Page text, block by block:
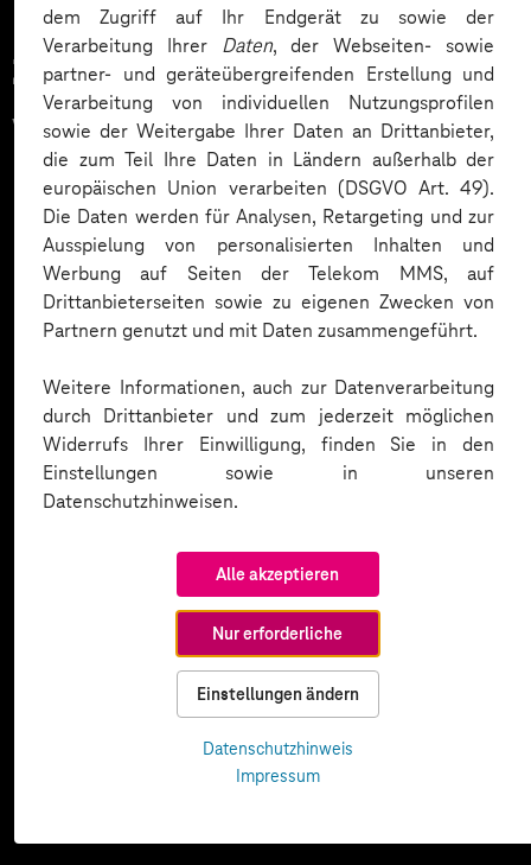
dem Zugriff auf Ihr Endgerät zu sowie der
Verarbeitung Ihrer Daten, der Webseiten- sowie
partner- und geräteübergreifenden Erstellung und
Verarbeitung von individuellen Nutzungsprofilen
sowie der Weitergabe Ihrer Daten an Drittanbieter,
die zum Teil Ihre Daten in Ländern außerhalb der
europäischen Union verarbeiten (DSGVO Art. 49).
Die Daten werden für Analysen, Retargeting und zur
Ausspielung von personalisierten Inhalten und
Werbung auf Seiten der Telekom MMS, auf
Drittanbieterseiten sowie zu eigenen Zwecken von
Partnern genutzt und mit Daten zusammengeführt.
Weitere Informationen, auch zur Datenverarbeitung
durch Drittanbieter und zum jederzeit möglichen
Widerrufs Ihrer Einwilligung, finden Sie in den
Einstellungen sowie in unseren
Datenschutzhinweisen.
Alle akzeptieren
Nur erforderliche
Einstellungen ändern
Datenschutzhinweis
Impressum
Zahlreiche Unternehmen
vertrauen auf unsere
Expertise. Hier eine Auswahl: